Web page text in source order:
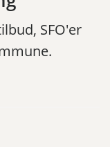
SFO'er